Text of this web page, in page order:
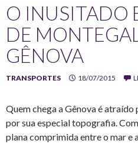
O INUSITADO
DE
GÊNOVA
TRANSPORTES 18/07/2015
Quem chega a Gênova é
por sua especial topografia.
plana comprimida entre o mar e